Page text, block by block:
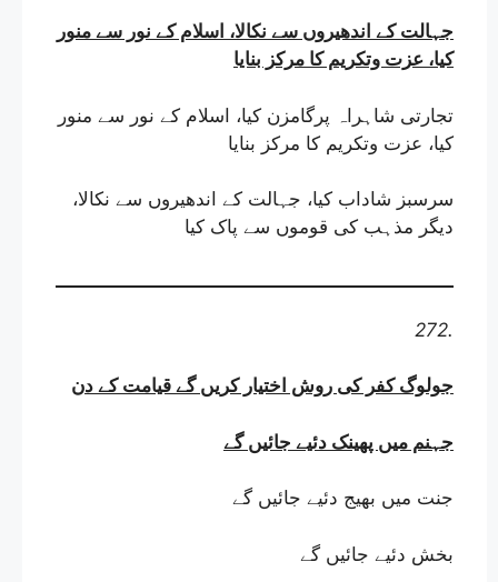
جہالت کے اندھیروں سے نکالا، اسلام کے نور سے منور
کیا، عزت وتکریم کا مرکز بنایا
تجارتی شاہراہ پرگامزن کیا، اسلام کے نور سے منور
کیا، عزت وتکریم کا مرکز بنایا
سرسبز شاداب کیا، جہالت کے اندھیروں سے نکالا،
دیگر مذہب کی قوموں سے پاک کیا
272.
جولوگ کفر کی روش اختیار کریں گے قیامت کے دن
جہنم میں پھینک دئیے جائیں گے
جنت میں بھیج دئیے جائیں گے
بخش دئیے جائیں گے